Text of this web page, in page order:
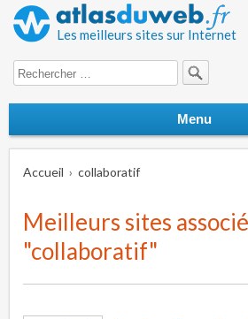
Les meilleurs sites sur Internet
Search for:
Menu
Accueil collaboratif
Meilleurs sites
"collaboratif"